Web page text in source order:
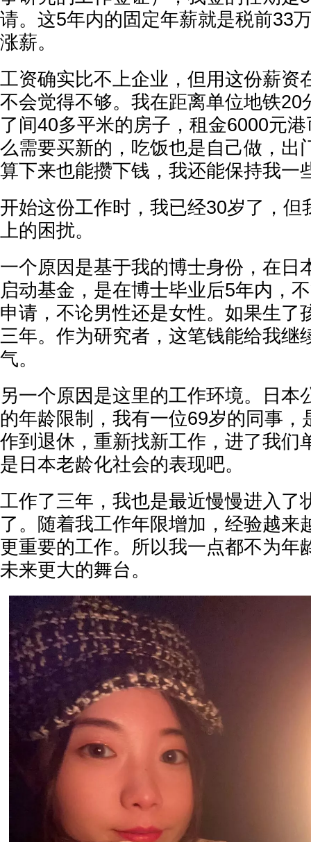
请。这5年内的固定年薪就是税前33
涨薪。
工资确实比不上企业，但用这份薪资
不会觉得不够。我在距离单位地铁20
了间40多平米的房子，租金6000元
么需要买新的，吃饭也是自己做，出
算下来也能攒下钱，我还能保持我一
开始这份工作时，我已经30岁了，但
上的困扰。
一个原因是基于我的博士身份，在日
启动基金，是在博士毕业后5年内，
申请，不论男性还是女性。如果生了
三年。作为研究者，这笔钱能给我继
气。
另一个原因是这里的工作环境。日本
的年龄限制，我有一位69岁的同事，
作到退休，重新找新工作，进了我们
是日本老龄化社会的表现吧。
工作了三年，我也是最近慢慢进入了
了。随着我工作年限增加，经验越来
更重要的工作。所以我一点都不为年
未来更大的舞台。